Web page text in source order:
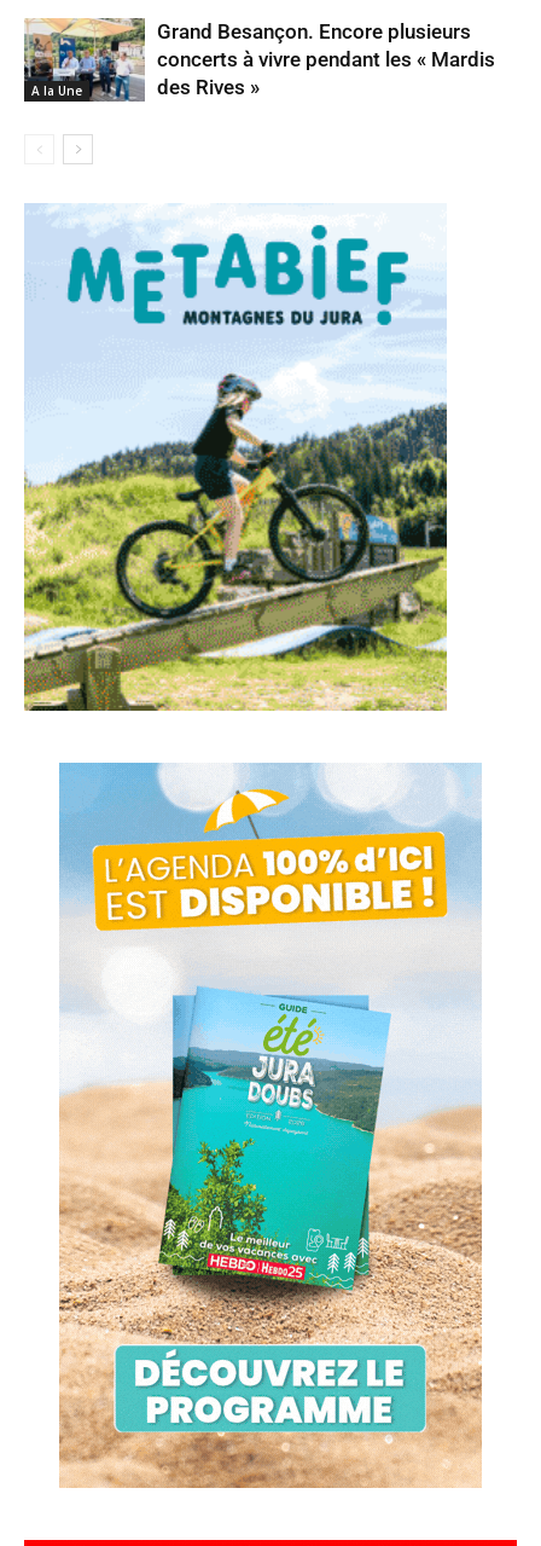
A la Une
Grand Besançon. Encore plusieurs
concerts à vivre pendant les « Mardis
des Rives »